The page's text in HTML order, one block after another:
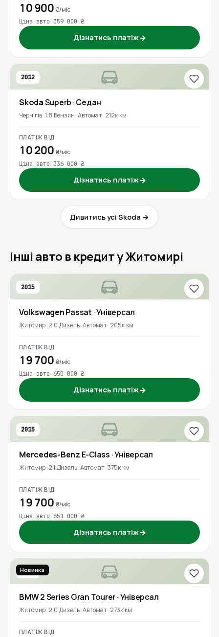
10 900 ₴/міс
Ціна авто 359 000 ₴
Дізнатись платіж→
2012
SkodaSuperb · Седан
Чернігів 1.8 Бензин Автомат 212к км
ПЛАТІЖ ВІД
10 200 ₴/міс
Ціна авто 336 000 ₴
Дізнатись платіж→
Дивитись усі Skoda →
Інші авто в кредит у Житомирі
2015
VolkswagenPassat · Універсал
Житомир 2.0 Дизель Автомат 205к км
ПЛАТІЖ ВІД
19 700 ₴/міс
Ціна авто 650 000 ₴
Дізнатись платіж→
2015
Mercedes-Benz E-Class · Універсал
Житомир 2.1 Дизель Автомат 375к км
ПЛАТІЖ ВІД
19 700 ₴/міс
Ціна авто 651 000 ₴
Дізнатись платіж→
2018
Новинка
BMW2 Series Gran Tourer· Універсал
Житомир 2.0 Дизель Автомат 273к км
ПЛАТІЖ ВІД